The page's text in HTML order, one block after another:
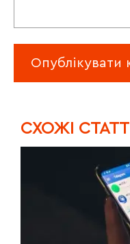
CХОЖІ СТАТТІ